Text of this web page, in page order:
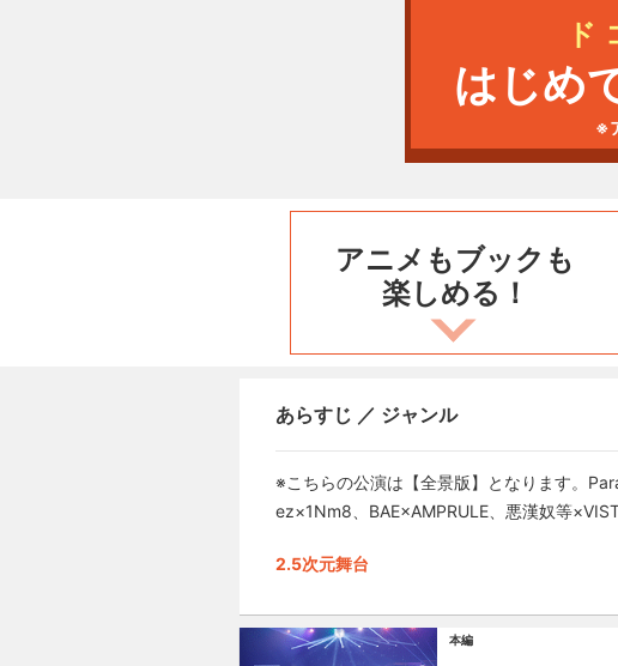
はじめ
※
アニメもブックも
楽しめる！
あらすじ ／ ジャンル
※こちらの公演は【全景版】となります。
ez×1Nm8、BAE×AMPRULE、悪漢奴等
2.5次元舞台
本編